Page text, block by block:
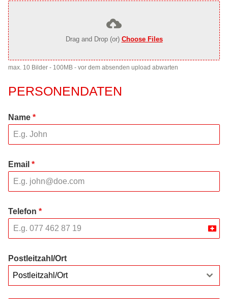
Drag and Drop (or) Choose Files
max. 10 Bilder - 100MB - vor dem absenden upload abwarten
PERSONENDATEN
Name *
Email *
Telefon *
Postleitzahl/Ort
Postleitzahl/Ort